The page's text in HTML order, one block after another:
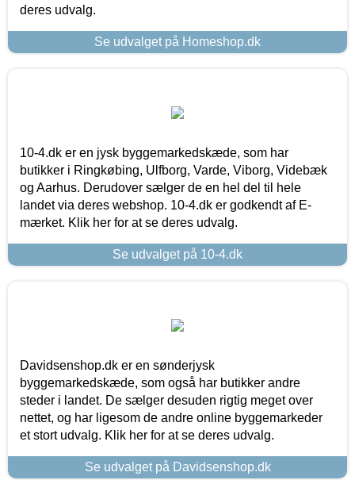
deres udvalg.
Se udvalget på Homeshop.dk
10-4.dk er en jysk byggemarkedskæde, som har
butikker i Ringkøbing, Ulfborg, Varde, Viborg, Videbæk
og Aarhus. Derudover sælger de en hel del til hele
landet via deres webshop. 10-4.dk er godkendt af E-
mærket. Klik her for at se deres udvalg.
Se udvalget på 10-4.dk
Davidsenshop.dk er en sønderjysk
byggemarkedskæde, som også har butikker andre
steder i landet. De sælger desuden rigtig meget over
nettet, og har ligesom de andre online byggemarkeder
et stort udvalg. Klik her for at se deres udvalg.
Se udvalget på Davidsenshop.dk